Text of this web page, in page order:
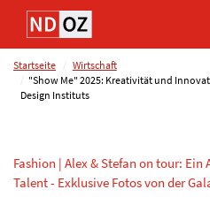
Direkt
Inhalt
(Eingabetaste)
Direkt
Hauptmenu
(Eingabetaste)
Direkt
Suche
(Eingabetaste)
Direkt
Footer
(Eingabetaste)
Startseite
Wirtschaft
"Show Me" 2025: Kreativität und
Design Instituts
Fashion | Alex & Stefan on tour:
Talent - Exklusive Fotos von der